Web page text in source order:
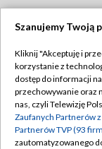
Abonament
Emisja w TVP
Centrum
Szanujemy Twoją
Kliknij "Akceptuję i
korzystanie z
dostęp do informacji
przechowywanie oraz
nas, czyli Telewizję
Zaufanych Partnerów
Partnerów TVP (93
zautomatyzowanego